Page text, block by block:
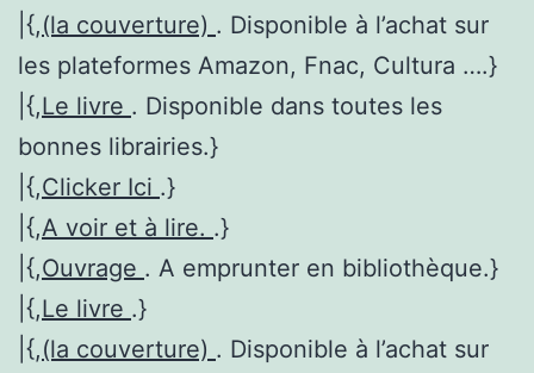
|{,(la couverture) . Disponible à l’achat sur
les plateformes Amazon, Fnac, Cultura ….}
|{,Le livre . Disponible dans toutes les
bonnes librairies.}
|{,Clicker Ici .}
|{,A voir et à lire. .}
|{,Ouvrage . A emprunter en bibliothèque.}
|{,Le livre .}
|{,(la couverture) . Disponible à l’achat sur